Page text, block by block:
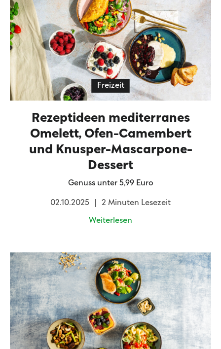
Freizeit
Rezeptideen mediterranes
Omelett, Ofen-Camembert
und Knusper-Mascarpone-
Dessert
Genuss unter 5,99 Euro
02.10.2025 2 Minuten Lesezeit
Weiterlesen